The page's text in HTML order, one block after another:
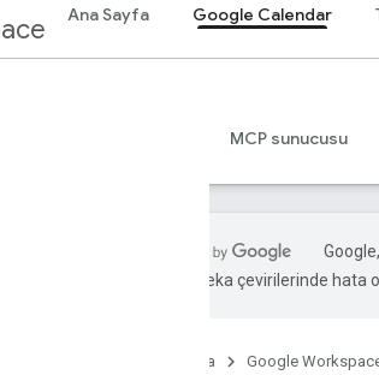
Ana Sayfa Google Calendar
MCP sunucusu
Yapay zeka çevirilerinde hata
Ana Sayfa Google